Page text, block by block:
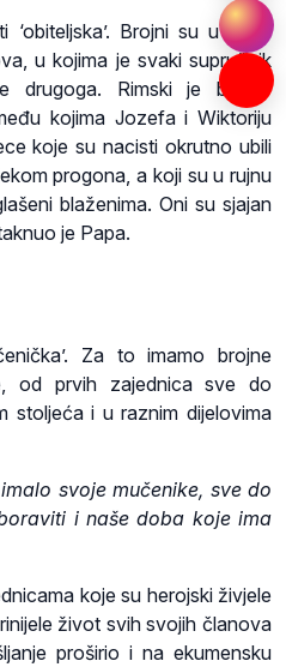
Brojni su u Crkvi
u kojima je svaki supružnik
drugoga. Rimski je biskup
kojima Jozefa i Wiktoriju
koje su nacisti okrutno ubili
progona, a koji su u rujnu
blaženima. Oni su sjajan
je Papa.
Za to imamo brojne
od prvih zajednica sve do
stoljeća i u raznim dijelovima
svoje mučenike, sve do
i naše doba koje ima
koje su herojski živjele
život svih svojih članova
proširio i na ekumensku